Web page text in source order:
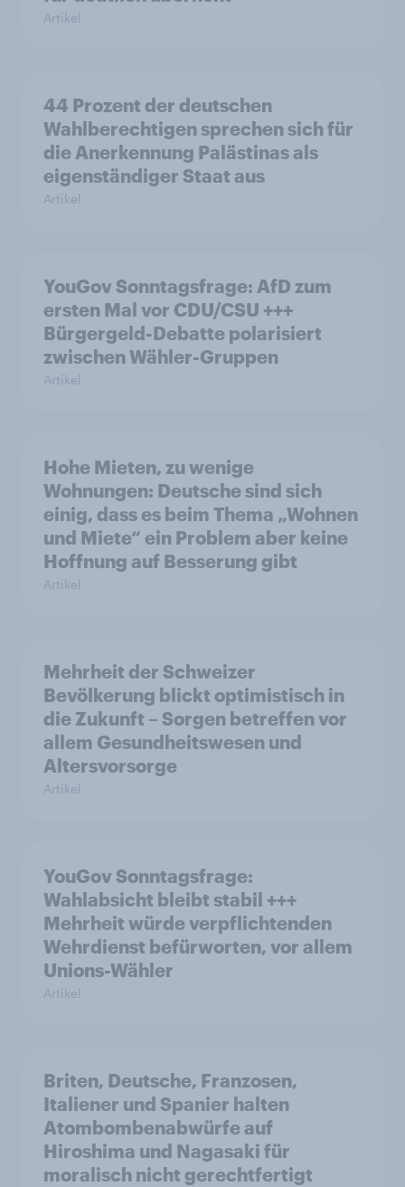
Artikel
44 Prozent der deutschen
Wahlberechtigen sprechen sich für
die Anerkennung Palästinas als
eigenständiger Staat aus
Artikel
YouGov Sonntagsfrage: AfD zum
ersten Mal vor CDU/CSU +++
Bürgergeld-Debatte polarisiert
zwischen Wähler-Gruppen
Artikel
Hohe Mieten, zu wenige
Wohnungen: Deutsche sind sich
einig, dass es beim Thema „Wohnen
und Miete“ ein Problem aber keine
Hoffnung auf Besserung gibt
Artikel
Mehrheit der Schweizer
Bevölkerung blickt optimistisch in
die Zukunft – Sorgen betreffen vor
allem Gesundheitswesen und
Altersvorsorge
Artikel
YouGov Sonntagsfrage:
Wahlabsicht bleibt stabil +++
Mehrheit würde verpflichtenden
Wehrdienst befürworten, vor allem
Unions-Wähler
Artikel
Briten, Deutsche, Franzosen,
Italiener und Spanier halten
Atombombenabwürfe auf
Hiroshima und Nagasaki für
moralisch nicht gerechtfertigt